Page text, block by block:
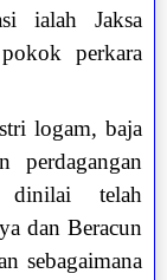
ialah Jaksa
perkara
logam, baja
perdagangan
telah
dan Beracun
sebagaimana